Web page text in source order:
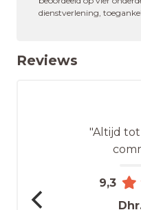
dienstverlening,
Reviews
"Altijd
9,3